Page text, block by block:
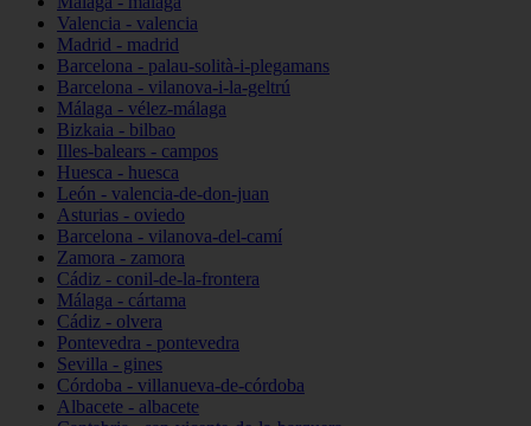
Valencia - valencia
Madrid - madrid
Barcelona - palau-solità-i-plegamans
Barcelona - vilanova-i-la-geltrú
Málaga - vélez-málaga
Bizkaia - bilbao
Illes-balears - campos
Huesca - huesca
León - valencia-de-don-juan
Asturias - oviedo
Barcelona - vilanova-del-camí
Zamora - zamora
Cádiz - conil-de-la-frontera
Málaga - cártama
Cádiz - olvera
Pontevedra - pontevedra
Sevilla - gines
Córdoba - villanueva-de-córdoba
Albacete - albacete